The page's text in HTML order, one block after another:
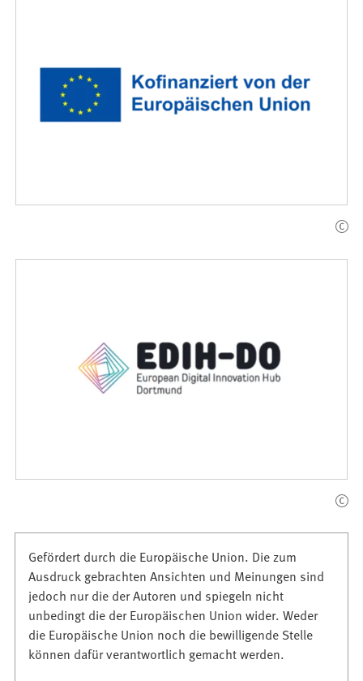
Gefördert durch die Europäische Union. Die zum
Ausdruck gebrachten Ansichten und Meinungen sind
jedoch nur die der Autoren und spiegeln nicht
unbedingt die der Europäischen Union wider. Weder
die Europäische Union noch die bewilligende Stelle
können dafür verantwortlich gemacht werden.